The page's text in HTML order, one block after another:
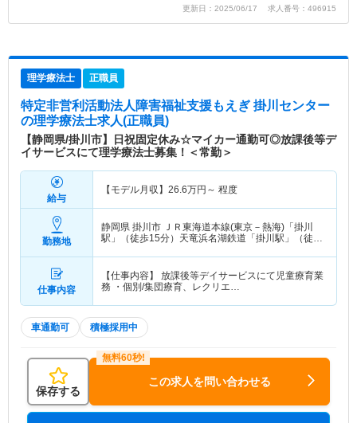
更新日：2025/06/17 求人番号：496915
理学療法士 正職員
特定非営利活動法人障害福祉支援もえぎ 掛川センター
の理学療法士求人(正職員)
【静岡県/掛川市】日祝固定休み☆マイカー通勤可◎放課後等デ
イサービスにて理学療法士募集！＜常勤＞
給与
【モデル月収】 26.6万円～ 程度
勤務地
静岡県 掛川市 ＪＲ東海道本線(東京－熱海)「掛川
駅」（徒歩15分）天竜浜名湖鉄道「掛川駅」（徒歩
仕事内容
【仕事内容】 放課後等デイサービスにて児童療育業
務 ・個別/集団療育、レクリエ…
車通勤可 積極採用中
保存する
この求人を問い合わせる